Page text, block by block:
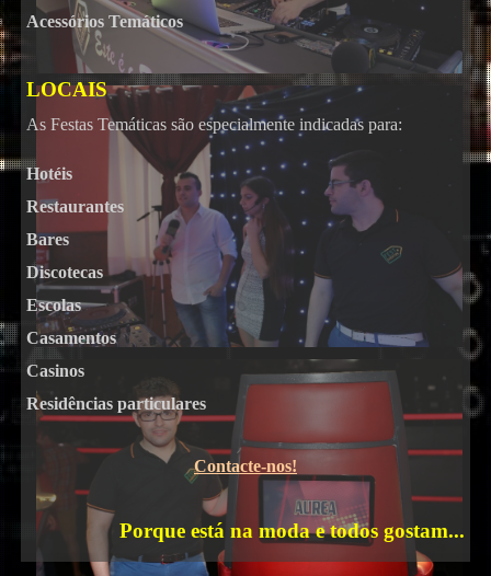
Karaoke
Acessórios Temáticos
LOCAIS
As Festas Temáticas são especialmente indicadas para:
Hotéis
Restaurantes
Bares
Discotecas
Escolas
Casamentos
Casinos
Residências particulares
Contacte-nos!
Porque está na moda e todos gostam...